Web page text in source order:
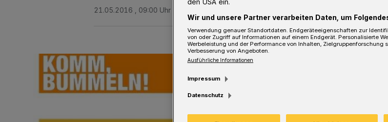
21.05.2016 , 09:00 Uhr
den USA ein.
Wir und unsere Partner verarbeiten Daten, um
Verwendung genauer Standortdaten. Endgeräteeigenschaften zur
von oder Zugriff auf Informationen auf einem Endgerät. Personalisierte
Werbeleistung und der Performance von Inhalten, Zielgruppenforschung
Verbesserung von Angeboten.
Ausführliche Informationen
Impressum
Datenschutz